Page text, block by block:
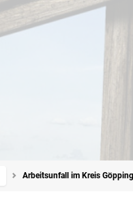
Arbeitsunfall im Kreis